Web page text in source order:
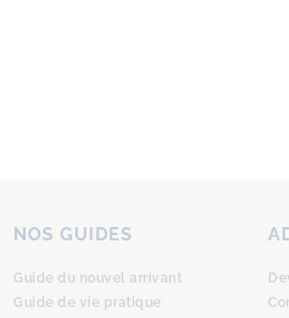
NOS GUIDES
Guide du nouvel arrivant
Guide de vie pratique